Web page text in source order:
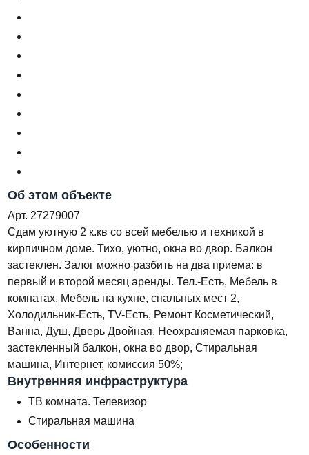
Об этом объекте
Арт. 27279007
Сдам уютную 2 к.кв со всей мебелью и техникой в
кирпичном доме. Тихо, уютно, окна во двор. Балкон
застеклен. Залог можно разбить на два приема: в
первый и второй месяц аренды. Тел.-Есть, Мебель в
комнатах, Мебель на кухне, спальных мест 2,
Холодильник-Есть, TV-Есть, Ремонт Косметический,
Ванна, Душ, Дверь Двойная, Неохраняемая парковка,
застекленный балкон, окна во двор, Стиральная
машина, Интернет, комиссия 50%;
Внутренняя инфраструктура
ТВ комната. Телевизор
Стиральная машина
Особенности